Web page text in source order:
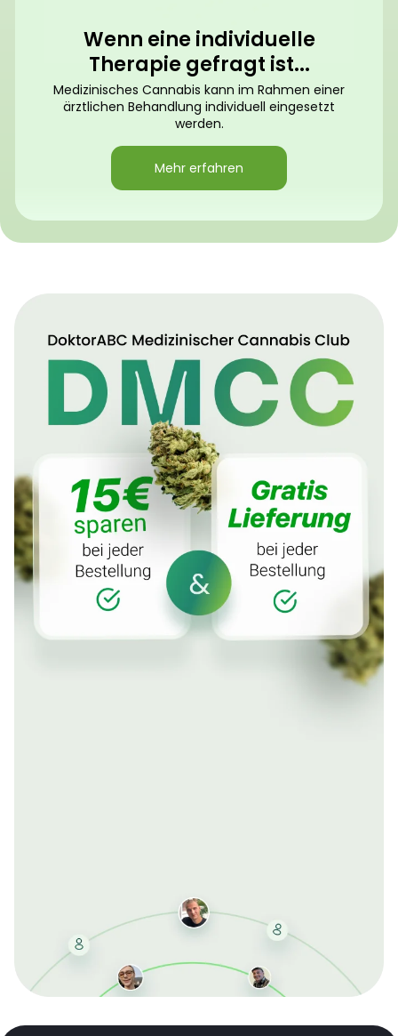
Wenn eine individuelle
Therapie gefragt ist...
Medizinisches Cannabis kann im Rahmen einer
ärztlichen Behandlung individuell eingesetzt
werden.
Mehr erfahren
bei jeder Bestellung, erhalten schnelle Lieferung und